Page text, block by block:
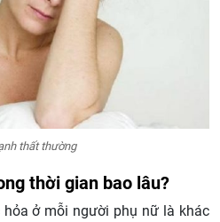
thất thường
thời gian bao lâu?
ở mỗi người phụ nữ là khác